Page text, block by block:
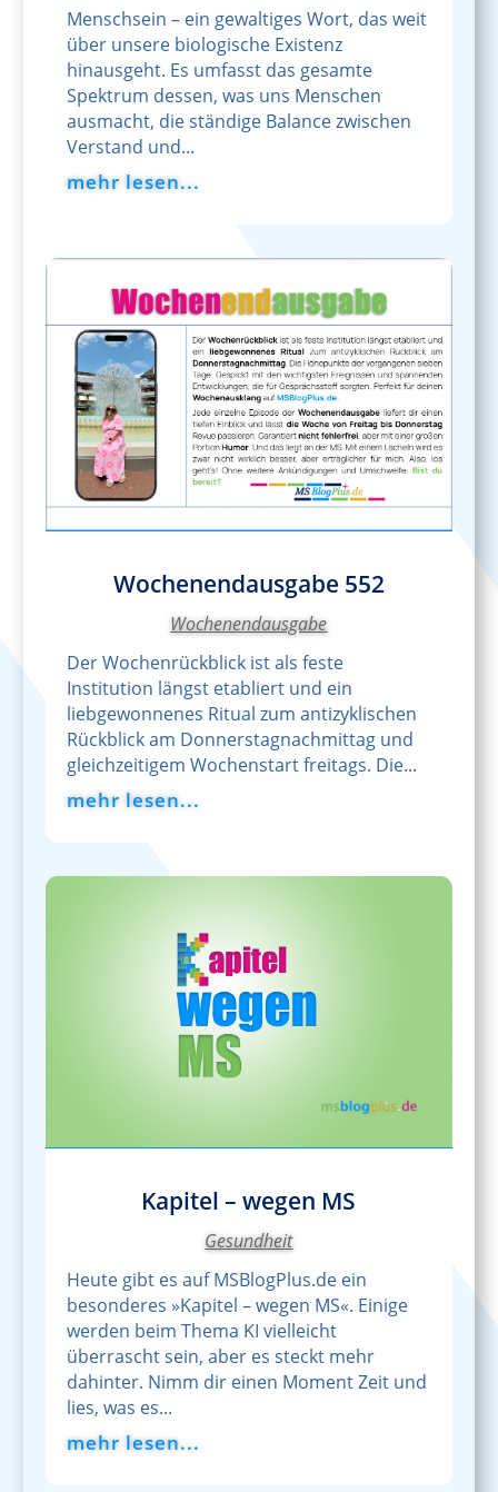
Menschsein – ein gewaltiges Wort, das weit
über unsere biologische Existenz
hinausgeht. Es umfasst das gesamte
Spektrum dessen, was uns Menschen
ausmacht, die ständige Balance zwischen
Verstand und...
mehr lesen...
Wochenendausgabe 552
Wochenendausgabe
Der Wochenrückblick ist als feste
Institution längst etabliert und ein
liebgewonnenes Ritual zum antizyklischen
Rückblick am Donnerstagnachmittag und
gleichzeitigem Wochenstart freitags. Die...
mehr lesen...
Kapitel – wegen MS
Gesundheit
Heute gibt es auf MSBlogPlus.de ein
besonderes »Kapitel – wegen MS«. Einige
werden beim Thema KI vielleicht
überrascht sein, aber es steckt mehr
dahinter. Nimm dir einen Moment Zeit und
lies, was es...
mehr lesen...